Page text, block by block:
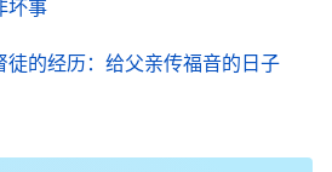
除这事外表还表现出愿意顺服
更觉得爸爸领受不谬妄，怀疑是
坏事
徒的经历：给父亲传福音的日子